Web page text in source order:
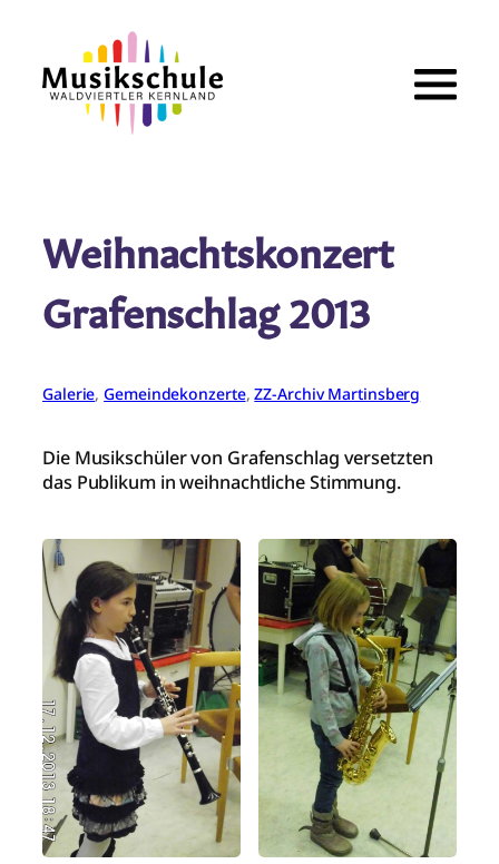
springen
Weihnachtskonzert
Grafenschlag 2013
Galerie, Gemeindekonzerte, ZZ-Archiv Martinsberg
Die Musikschüler von Grafenschlag versetzten
das Publikum in weihnachtliche Stimmung.